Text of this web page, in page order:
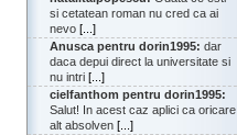
si cetatean roman nu cred ca ai
nevo [...]
Anusca pentru dorin1995: dar
daca depui direct la universitate si
nu intri [...]
cielfanthom pentru dorin1995:
Salut! In acest caz aplici ca oricare
alt absolven [...]